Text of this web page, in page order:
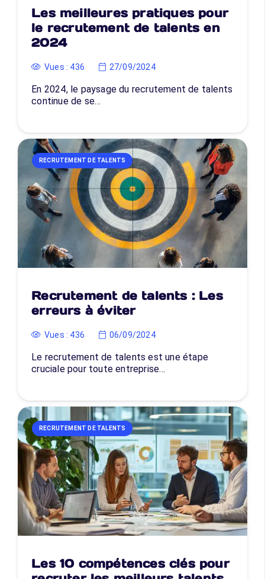
Les meilleures pratiques pour
le recrutement de talents en
2024
Vues : 436 27/09/2024
En 2024, le paysage du recrutement de talents
continue de se…
RECRUTEMENT DE TALENTS
Recrutement de talents : Les
erreurs à éviter
Vues : 436 06/09/2024
Le recrutement de talents est une étape
cruciale pour toute entreprise…
RECRUTEMENT DE TALENTS
Les 10 compétences clés pour